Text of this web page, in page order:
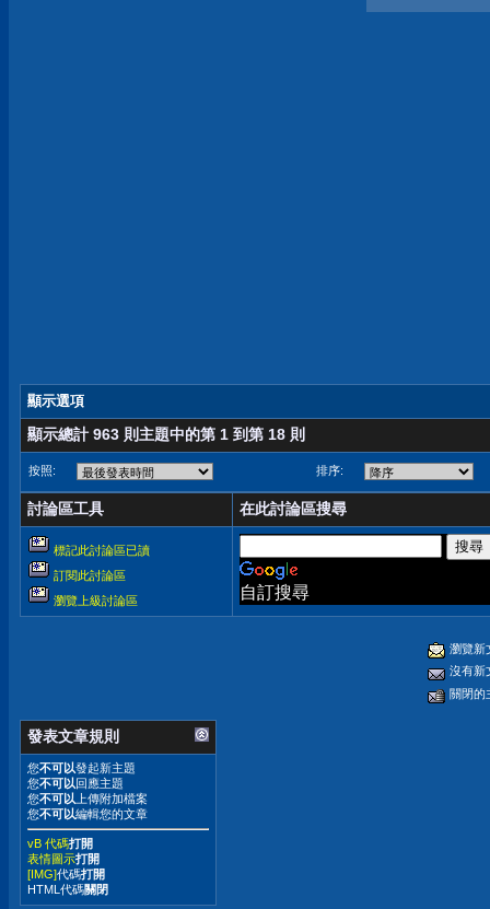
顯示選項
顯示總計 963 則主題中的第 1 到第 18 則
按照: 排序:
討論區工具 在此討論區搜尋
標記此討論區已讀
訂閱此討論區
瀏覽上級討論區
自訂搜尋
瀏覽新
沒有新
關閉的
發表文章規則
您不可以發起新主題
您不可以回應主題
您不可以 上傳附加檔案
您不可以編輯您的文章
vB 代碼打開
表情圖示打開
[IMG]代碼打開
HTML代碼關閉